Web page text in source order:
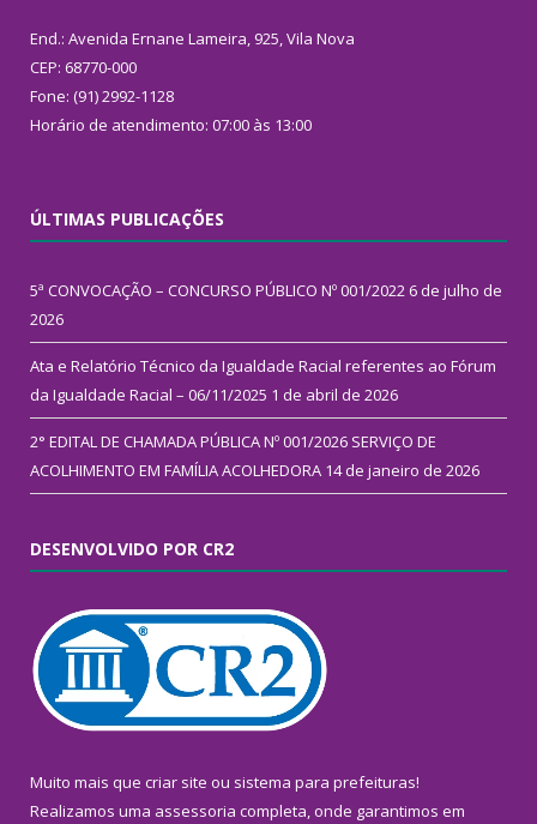
End.: Avenida Ernane Lameira, 925, Vila Nova
CEP: 68770-000
Fone: (91) 2992-1128
Horário de atendimento: 07:00 às 13:00
ÚLTIMAS PUBLICAÇÕES
5ª CONVOCAÇÃO – CONCURSO PÚBLICO Nº 001/2022 6 de julho de
2026
Ata e Relatório Técnico da Igualdade Racial referentes ao Fórum
da Igualdade Racial – 06/11/2025 1 de abril de 2026
2° EDITAL DE CHAMADA PÚBLICA Nº 001/2026 SERVIÇO DE
ACOLHIMENTO EM FAMÍLIA ACOLHEDORA 14 de janeiro de 2026
DESENVOLVIDO POR CR2
Muito mais que criar site ou sistema para prefeituras!
Realizamos uma assessoria completa, onde garantimos em